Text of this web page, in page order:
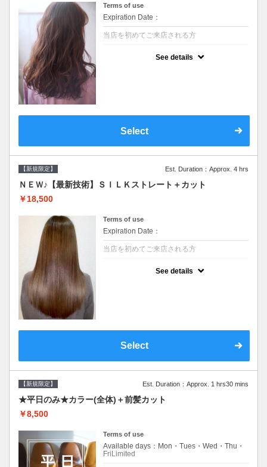
Terms of use
Expiration Date：
当店を初めてご来店される方
See details
Select
【新規限定】 Est. Duration：Approx. 4 hrs
ＮＥＷ♪【最新技術】ＳＩＬＫストレート＋カット
￥18,500
Terms of use
Expiration Date：
当店を初めてご来店される方
See details
Select
【新規限定】 Est. Duration：Approx. 1 hrs30 mins
★平日のみ★カラー(全体)＋前髪カット
￥8,500
Terms of use
Available days：Mon・Tues・Wed・Thu・
FriLimited